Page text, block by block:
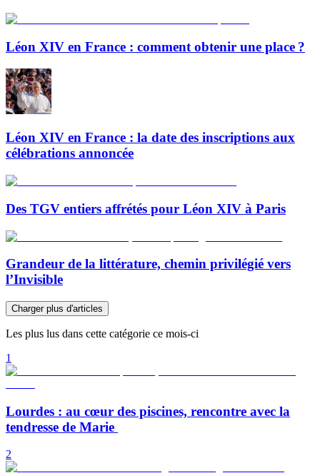
Léon XIV en France : comment obtenir une place ?
Léon XIV en France : la date des inscriptions aux
célébrations annoncée
Des TGV entiers affrétés pour Léon XIV à Paris
Grandeur de la littérature, chemin privilégié vers
l’Invisible
Charger plus d'articles
Les plus lus dans cette catégorie ce mois-ci
1
Lourdes : au cœur des piscines, rencontre avec la
tendresse de Marie
2